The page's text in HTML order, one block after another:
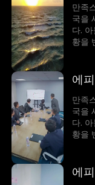
만족
국을
다.
황을
에
만족
국을
다.
황을
에